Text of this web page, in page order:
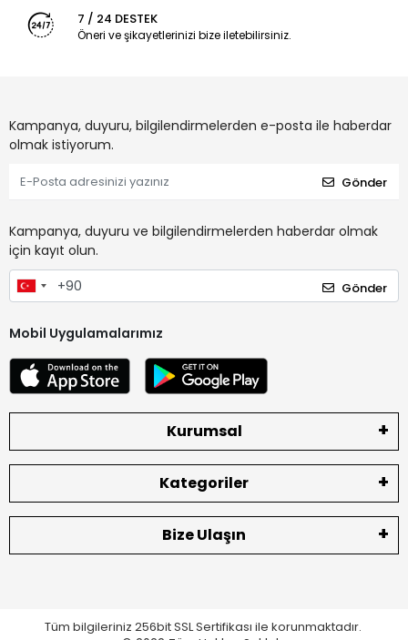
7 / 24 DESTEK
Öneri ve şikayetlerinizi bize iletebilirsiniz.
Kampanya, duyuru, bilgilendirmelerden e-posta ile haberdar
olmak istiyorum.
Gönder
Kampanya, duyuru ve bilgilendirmelerden haberdar olmak
için kayıt olun.
Gönder
Mobil Uygulamalarımız
Kurumsal
Kategoriler
Bize Ulaşın
Tüm bilgileriniz 256bit SSL Sertifikası ile korunmaktadır.